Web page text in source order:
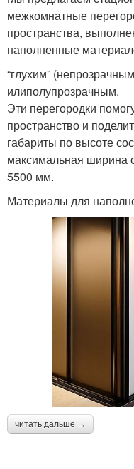
межкомнатные
пространства,
наполненные
“глухим”
илиполупрозрачным.
Эти перегородки
пространство и
габариты по высоте
максимальная ширина
5500 мм.
Материалы для
читать дальше →